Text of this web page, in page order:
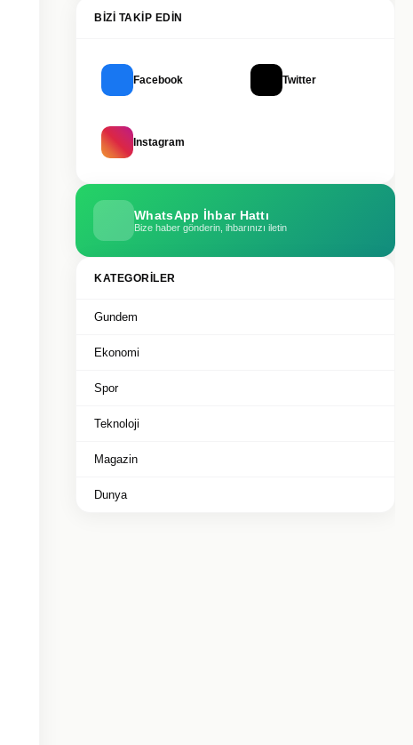
BIZI TAKIP EDIN
Facebook Twitter
Instagram
WhatsApp İhbar Hattı
Bize haber gönderin, ihbarınızı iletin
KATEGORILER
Gundem
Ekonomi
Spor
Teknoloji
Magazin
Dunya